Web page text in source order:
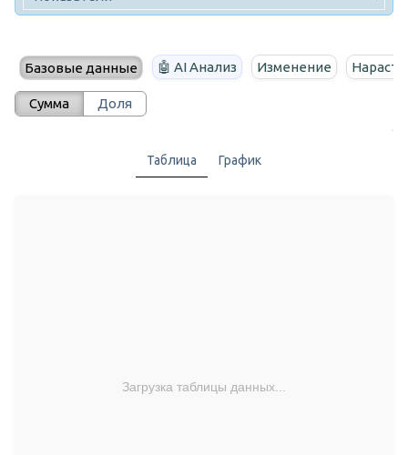
Базовые данные 🤖 AI Анализ Изменение
Сумма Доля
Таблица График
Загрузка таблицы данных...